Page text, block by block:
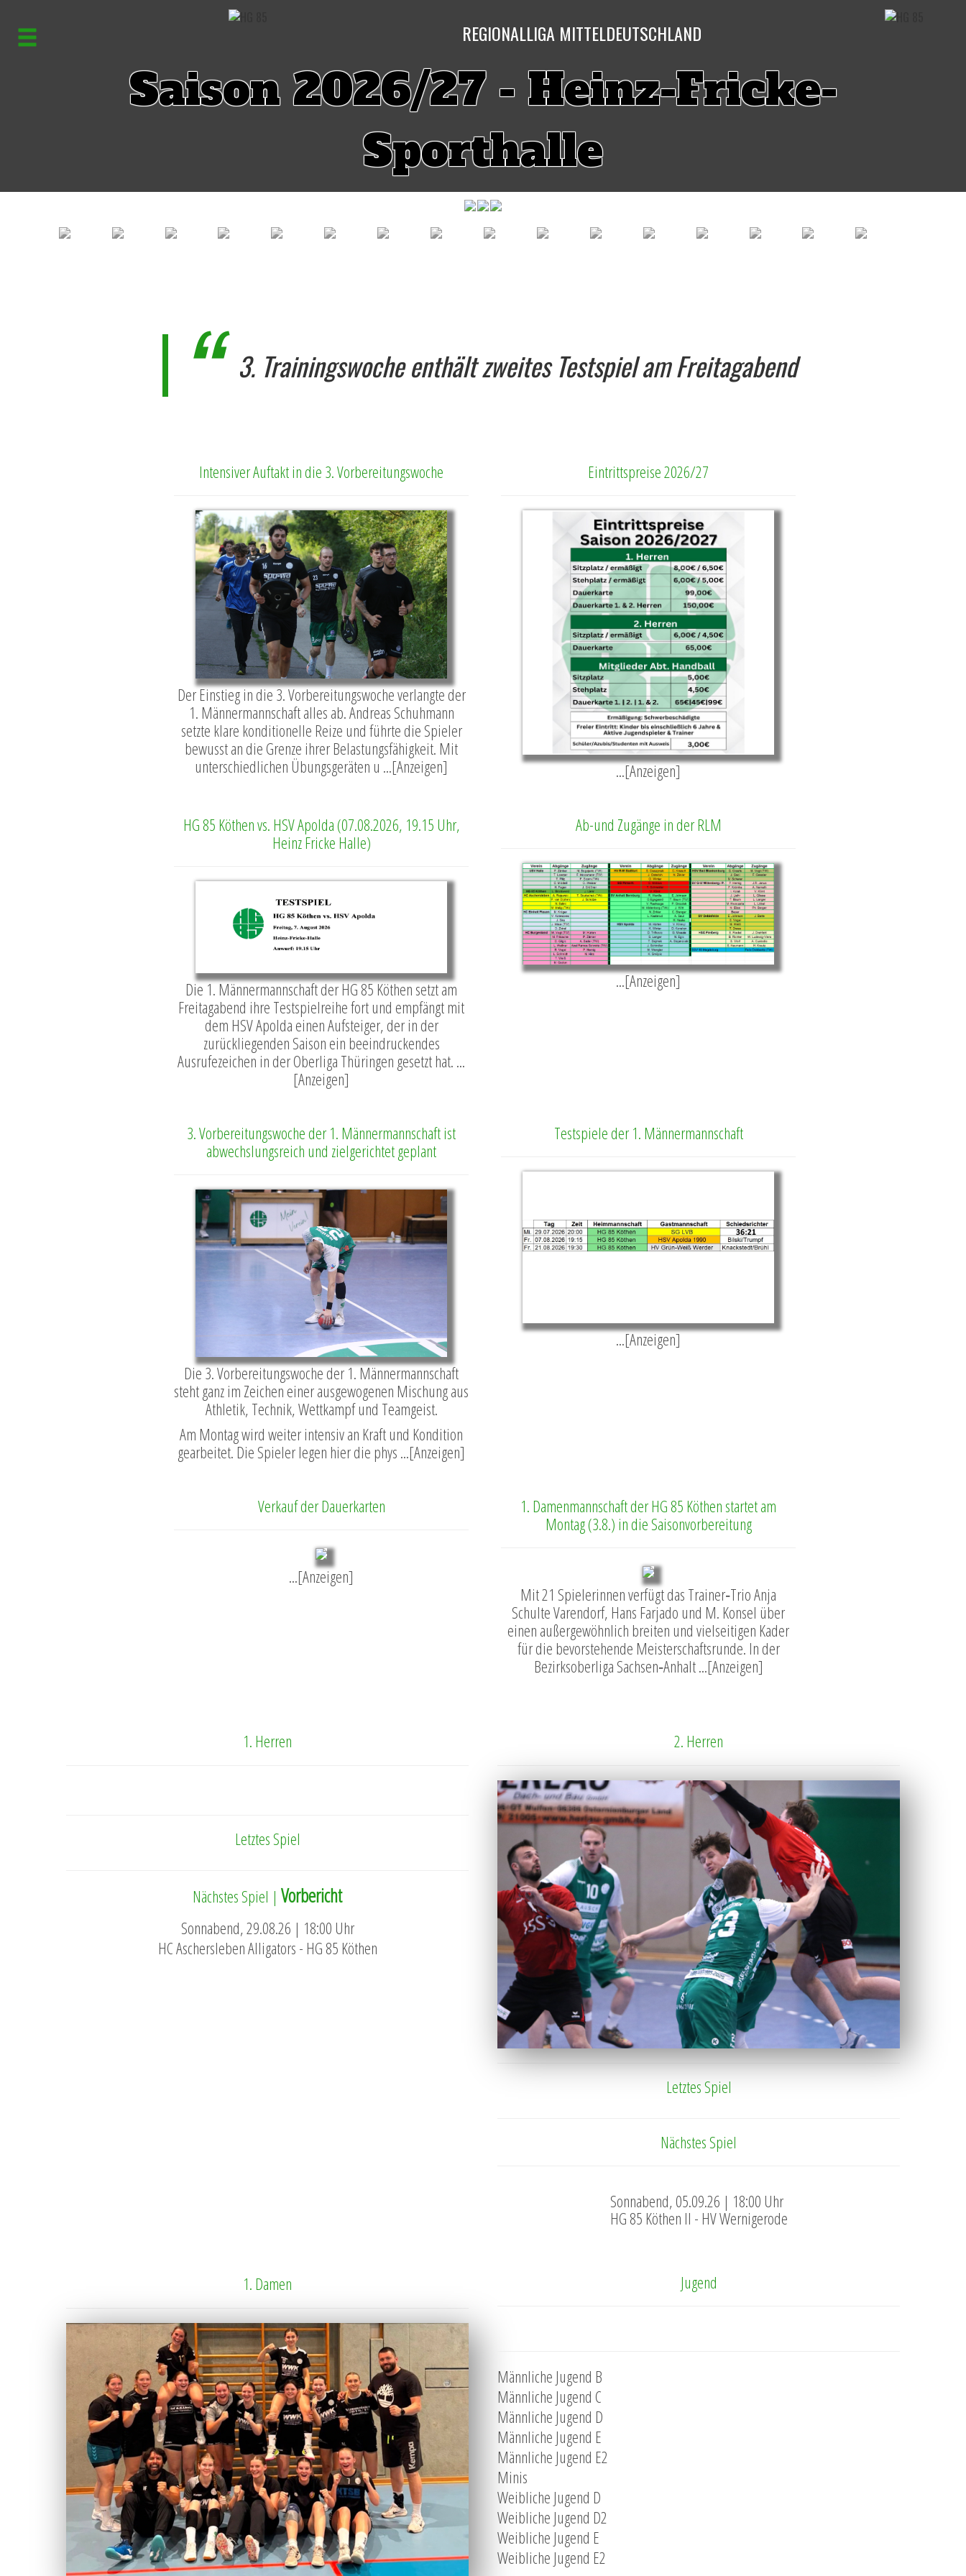
REGIONALLIGA MITTELDEUTSCHLAND
Saison 2026/27 - Heinz-Fricke-
Sporthalle
3. Trainingswoche enthält zweites Testspiel am Freitagabend
Intensiver Auftakt in die 3. Vorbereitungswoche
Der Einstieg in die 3. Vorbereitungswoche verlangte der
1. Männermannschaft alles ab. Andreas Schuhmann
setzte klare konditionelle Reize und führte die Spieler
bewusst an die Grenze ihrer Belastungsfähigkeit. Mit
unterschiedlichen Übungsgeräten u ...[Anzeigen]
Eintrittspreise 2026/27
...[Anzeigen]
HG 85 Köthen vs. HSV Apolda (07.08.2026, 19.15 Uhr,
Heinz Fricke Halle)
Die 1. Männermannschaft der HG 85 Köthen setzt am
Freitagabend ihre Testspielreihe fort und empfängt mit
dem HSV Apolda einen Aufsteiger, der in der
zurückliegenden Saison ein beeindruckendes
Ausrufezeichen in der Oberliga Thüringen gesetzt hat. ...
[Anzeigen]
Ab-und Zugänge in der RLM
...[Anzeigen]
3. Vorbereitungswoche der 1. Männermannschaft ist
abwechslungsreich und zielgerichtet geplant
Die 3. Vorbereitungswoche der 1. Männermannschaft
steht ganz im Zeichen einer ausgewogenen Mischung aus
Athletik, Technik, Wettkampf und Teamgeist.
Am Montag wird weiter intensiv an Kraft und Kondition
gearbeitet. Die Spieler legen hier die phys ...[Anzeigen]
Testspiele der 1. Männermannschaft
...[Anzeigen]
Verkauf der Dauerkarten
...[Anzeigen]
1. Damenmannschaft der HG 85 Köthen startet am
Montag (3.8.) in die Saisonvorbereitung
Mit 21 Spielerinnen verfügt das Trainer‑Trio Anja
Schulte Varendorf, Hans Farjado und M. Konsel über
einen außergewöhnlich breiten und vielseitigen Kader
für die bevorstehende Meisterschaftsrunde. In der
Bezirksoberliga Sachsen‑Anhalt ...[Anzeigen]
1. Herren
Letztes Spiel
Nächstes Spiel | Vorbericht
Sonnabend, 29.08.26 | 18:00 Uhr
HC Aschersleben Alligators - HG 85 Köthen
2. Herren
Letztes Spiel
Nächstes Spiel
Sonnabend, 05.09.26 | 18:00 Uhr
HG 85 Köthen II - HV Wernigerode
1. Damen Jugend
Männliche Jugend B
Männliche Jugend C
Männliche Jugend D
Männliche Jugend E
Männliche Jugend E2
Minis
Weibliche Jugend D
Weibliche Jugend D2
Weibliche Jugend E
Weibliche Jugend E2